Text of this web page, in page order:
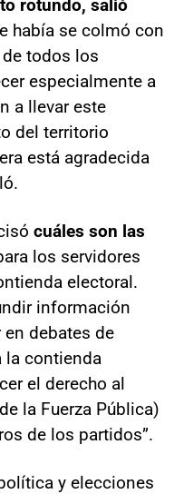
rotundo, salió
había se colmó con
todos los
especialmente a
a llevar este
del territorio
está agradecida
cuáles son las
los servidores
electoral.
información
debates de
la contienda
el derecho al
la Fuerza Pública)
de los partidos”.
y elecciones